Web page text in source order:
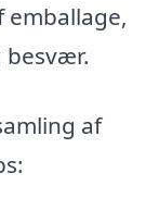
besvær.
af